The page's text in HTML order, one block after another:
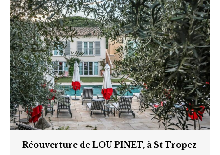
Réouverture de LOU PINET, à St Tropez